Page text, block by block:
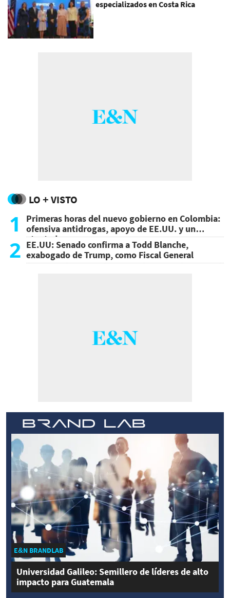
especializados en Costa Rica
LO + VISTO
1
Primeras horas del nuevo gobierno en Colombia:
ofensiva antidrogas, apoyo de EE.UU. y un
atentado
2 EE.UU: Senado confirma a Todd Blanche,
exabogado de Trump, como Fiscal General
E&N BRANDLAB
Universidad Galileo: Semillero de líderes de alto
impacto para Guatemala